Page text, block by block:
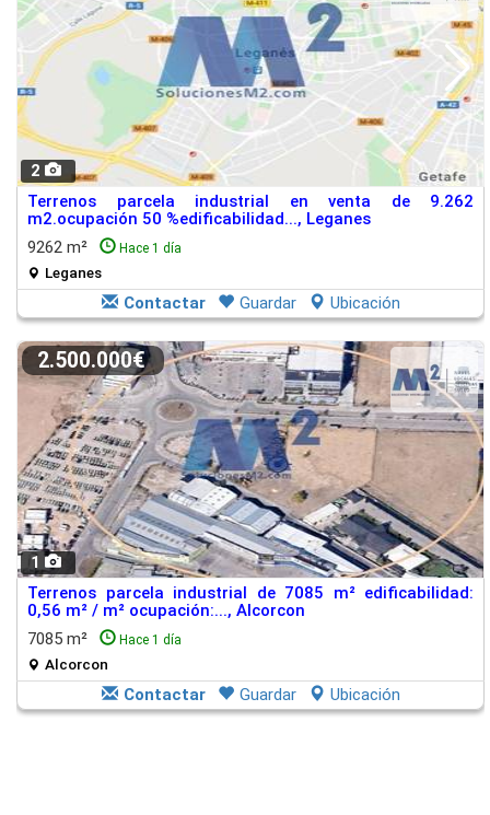
2
Terrenos parcela industrial en venta de 9.262
m2.ocupación 50 %edificabilidad..., Leganes
9262 m²
Hace 1 día
Leganes
Contactar Guardar Ubicación
1
2.500.000€
Terrenos parcela industrial de 7085 m² edificabilidad:
0,56 m² / m² ocupación:..., Alcorcon
7085 m²
Hace 1 día
Alcorcon
Contactar Guardar Ubicación